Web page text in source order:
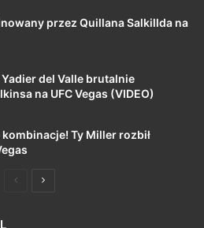
przez Quillana Salkillda na
del Valle brutalnie
na UFC Vegas (VIDEO)
Ty Miller rozbił
PoprzedniaNastępna